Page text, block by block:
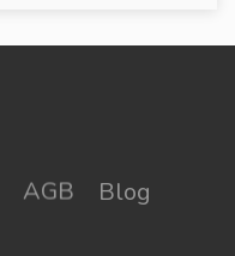
AGB
Blog